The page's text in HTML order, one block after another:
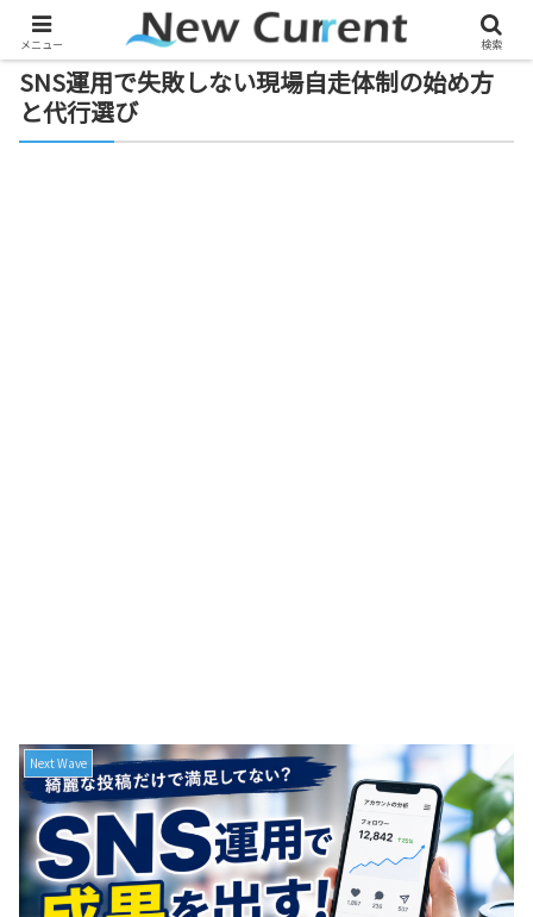
SNS運用で失敗しない現場自走体制の始め方
と代行選び
Next Wave
メニュー 検索